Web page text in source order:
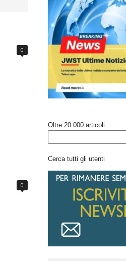
0
0
Oltre 20.000 articoli
Cerca tutti gli utenti